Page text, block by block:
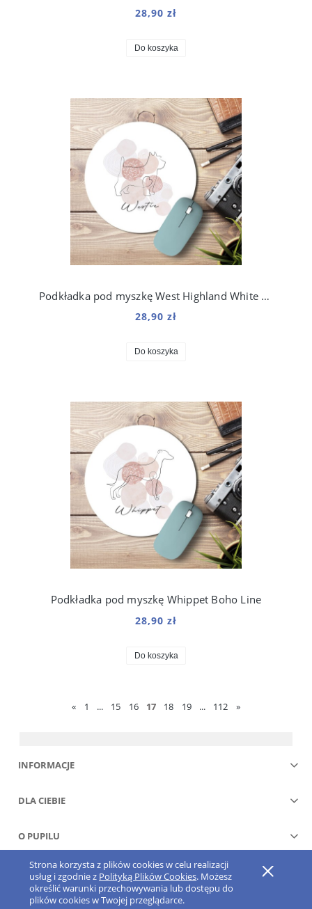
Strona korzysta z plików cookies w celu realizacji
usług i zgodnie z Polityką Plików Cookies. Możesz
określić warunki przechowywania lub dostępu do
plików cookies w Twojej przeglądarce.
28,90 zł
Do koszyka
Podkładka pod myszkę West Highland White Terrier Boho Line
28,90 zł
Do koszyka
Podkładka pod myszkę Whippet Boho Line
28,90 zł
Do koszyka
« 1 ... 15 16 17 18 19 ... 112 »
INFORMACJE
DLA CIEBIE
O PUPILU
Pokaż pełną wersję strony
Sklep internetowy Shoper.pl